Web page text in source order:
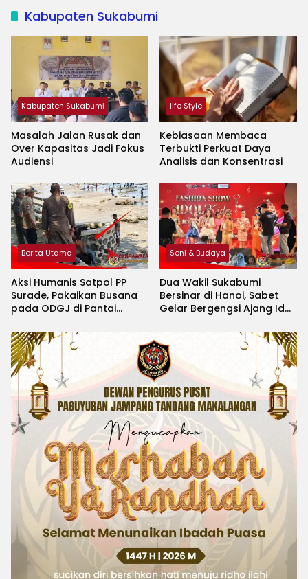
Kabupaten Sukabumi
Kabupaten Sukabumi
Masalah Jalan Rusak dan
Over Kapasitas Jadi Fokus
Audiensi
life Style
Kebiasaan Membaca
Terbukti Perkuat Daya
Analisis dan Konsentrasi
Berita Utama
Aksi Humanis Satpol PP
Surade, Pakaikan Busana
pada ODGJ di Pantai
Seni & Budaya
Dua Wakil Sukabumi
Bersinar di Hanoi, Sabet
Gelar Bergengsi Ajang Idol